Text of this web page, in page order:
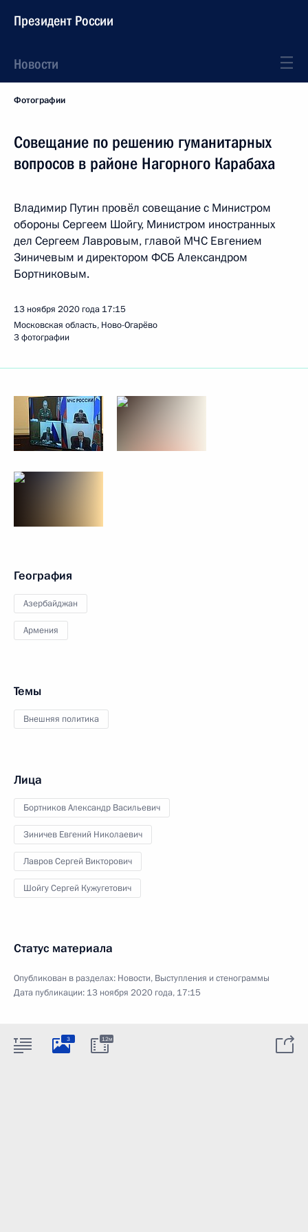
Президент России
Новости
Фотографии
Совещание по решению гуманитарных
вопросов в районе Нагорного Карабаха
Владимир Путин провёл совещание с Министром
обороны Сергеем Шойгу, Министром иностранных
дел Сергеем Лавровым, главой МЧС Евгением
Зиничевым и директором ФСБ Александром
Бортниковым.
13 ноября 2020 года 17:15
Московская область, Ново-Огарёво
3 фотографии
География
Азербайджан
Армения
Темы
Внешняя политика
Лица
Бортников Александр Васильевич
Зиничев Евгений Николаевич
Лавров Сергей Викторович
Шойгу Сергей Кужугетович
Статус материала
Опубликован в разделах: Новости, Выступления и стенограммы
Дата публикации: 13 ноября 2020 года, 17:15
3 12м